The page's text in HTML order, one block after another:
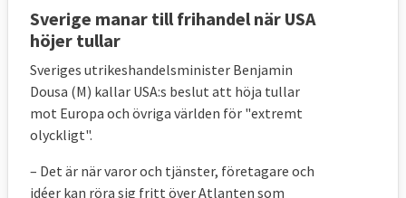
Sverige manar till frihandel när USA
höjer tullar
Sveriges utrikeshandelsminister Benjamin
Dousa (M) kallar USA:s beslut att höja tullar
mot Europa och övriga världen för "extremt
olyckligt".
– Det är när varor och tjänster, företagare och
idéer kan röra sig fritt över Atlanten som